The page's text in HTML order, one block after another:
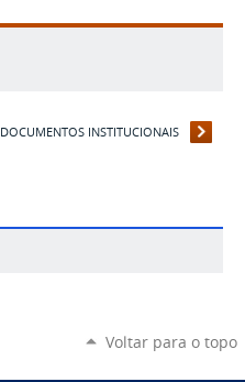
DOCUMENTOS INSTITUCIONAIS
Voltar para o topo